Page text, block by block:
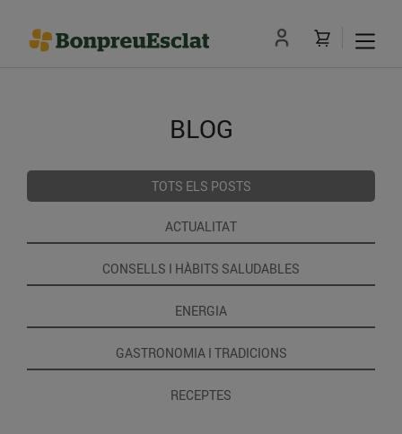
BLOG
TOTS ELS POSTS
ACTUALITAT
CONSELLS I HÀBITS SALUDABLES
ENERGIA
GASTRONOMIA I TRADICIONS
RECEPTES